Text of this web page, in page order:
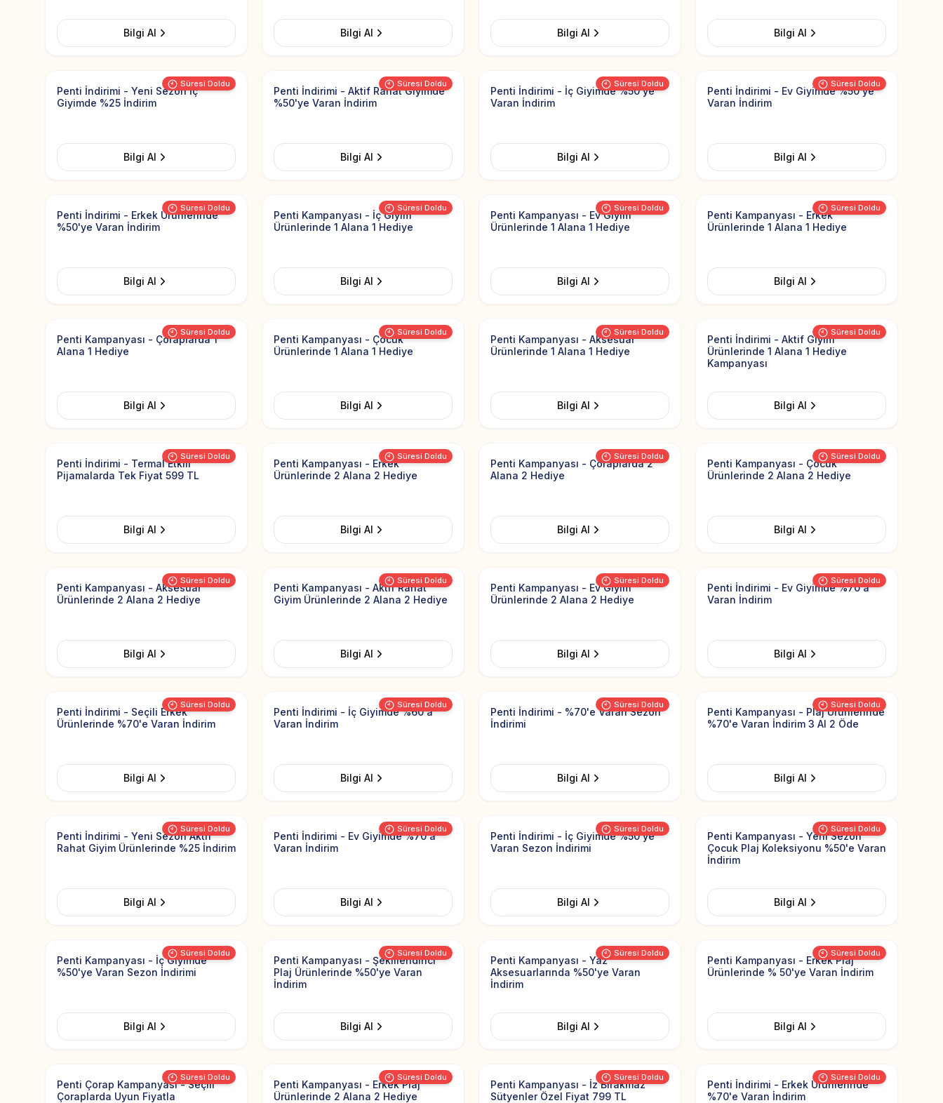
Bilgi Al Bilgi Al Bilgi Al Bilgi Al
Süresi Doldu
Add to Favorites
Penti İndirimi - Yeni Sezon İç
Giyimde %25 İndirim
Bilgi Al
Süresi Doldu
Add to Favorites
Penti İndirimi - Aktif Rahat Giyimde
%50'ye Varan İndirim
Bilgi Al
Süresi Doldu
Add to Favorites
Penti İndirimi - İç Giyimde %50'ye
Varan İndirim
Bilgi Al
Süresi Doldu
Add to
Penti İndirimi - Ev Giyimde %50'ye
Varan İndirim
Bilgi Al
Süresi Doldu
Add to Favorites
Penti İndirimi - Erkek Ürünlerinde
%50'ye Varan İndirim
Bilgi Al
Süresi Doldu
Add to Favorites
Penti Kampanyası - İç Giyim
Ürünlerinde 1 Alana 1 Hediye
Bilgi Al
Süresi Doldu
Add to Favorites
Penti Kampanyası - Ev Giyim
Ürünlerinde 1 Alana 1 Hediye
Bilgi Al
Süresi Doldu
Add to
Penti Kampanyası - Erkek
Ürünlerinde 1 Alana 1 Hediye
Bilgi Al
Süresi Doldu
Add to Favorites
Penti Kampanyası - Çoraplarda 1
Alana 1 Hediye
Bilgi Al
Süresi Doldu
Add to Favorites
Penti Kampanyası - Çocuk
Ürünlerinde 1 Alana 1 Hediye
Bilgi Al
Süresi Doldu
Add to Favorites
Penti Kampanyası - Aksesuar
Ürünlerinde 1 Alana 1 Hediye
Bilgi Al
Süresi Doldu
Add to
Penti İndirimi - Aktif Giyim
Ürünlerinde 1 Alana 1 Hediye
Kampanyası
Bilgi Al
Süresi Doldu
Add to Favorites
Penti İndirimi - Termal Etkili
Pijamalarda Tek Fiyat 599 TL
Bilgi Al
Süresi Doldu
Add to Favorites
Penti Kampanyası - Erkek
Ürünlerinde 2 Alana 2 Hediye
Bilgi Al
Süresi Doldu
Add to Favorites
Penti Kampanyası - Çoraplarda 2
Alana 2 Hediye
Bilgi Al
Süresi Doldu
Add to
Penti Kampanyası - Çocuk
Ürünlerinde 2 Alana 2 Hediye
Bilgi Al
Süresi Doldu
Add to Favorites
Penti Kampanyası - Aksesuar
Ürünlerinde 2 Alana 2 Hediye
Bilgi Al
Süresi Doldu
Add to Favorites
Penti Kampanyası - Aktif Rahat
Giyim Ürünlerinde 2 Alana 2 Hediye
Bilgi Al
Süresi Doldu
Add to Favorites
Penti Kampanyası - Ev Giyim
Ürünlerinde 2 Alana 2 Hediye
Bilgi Al
Süresi Doldu
Add to
Penti İndirimi - Ev Giyimde %70'a
Varan İndirim
Bilgi Al
Süresi Doldu
Add to Favorites
Penti İndirimi - Seçili Erkek
Ürünlerinde %70'e Varan İndirim
Bilgi Al
Süresi Doldu
Add to Favorites
Penti İndirimi - İç Giyimde %60'a
Varan İndirim
Bilgi Al
Süresi Doldu
Add to Favorites
Penti İndirimi - %70'e Varan Sezon
İndirimi
Bilgi Al
Süresi Doldu
Add to
Penti Kampanyası - Plaj Ürünlerinde
%70'e Varan İndirim 3 Al 2 Öde
Bilgi Al
Süresi Doldu
Add to Favorites
Penti İndirimi - Yeni Sezon Aktif
Rahat Giyim Ürünlerinde %25 İndirim
Bilgi Al
Süresi Doldu
Add to Favorites
Penti İndirimi - Ev Giyimde %70'a
Varan İndirim
Bilgi Al
Süresi Doldu
Add to Favorites
Penti İndirimi - İç Giyimde %50'ye
Varan Sezon İndirimi
Bilgi Al
Süresi Doldu
Add to
Penti Kampanyası - Yeni Sezon
Çocuk Plaj Koleksiyonu %50'e Varan
İndirim
Bilgi Al
Süresi Doldu
Add to Favorites
Penti Kampanyası - İç Giyimde
%50'ye Varan Sezon İndirimi
Bilgi Al
Süresi Doldu
Add to Favorites
Penti Kampanyası - Şekillendirici
Plaj Ürünlerinde %50'ye Varan
İndirim
Bilgi Al
Süresi Doldu
Add to Favorites
Penti Kampanyası - Yaz
Aksesuarlarında %50'ye Varan
İndirim
Bilgi Al
Süresi Doldu
Add to
Penti Kampanyası - Erkek Plaj
Ürünlerinde % 50'ye Varan İndirim
Bilgi Al
Süresi Doldu
Add to Favorites
Penti Çorap Kampanyası - Seçili
Çoraplarda Uyun Fiyatla
Süresi Doldu
Add to Favorites
Penti Kampanyası - Erkek Plaj
Ürünlerinde 2 Alana 2 Hediye
Süresi Doldu
Add to Favorites
Penti Kampanyası - İz Bırakmaz
Sütyenler Özel Fiyat 799 TL
Süresi Doldu
Add to
Penti İndirimi - Erkek Ürünlerinde
%70'e Varan İndirim